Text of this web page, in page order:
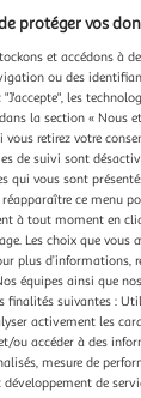
à la pâte à
protéger vos
et accédons à
ou des
les
la section « Nous
vous retirez votre
de suivi sont
qui vous sont
ce menu
à tout moment en
Les choix que
plus d’informations,
équipes ainsi que
finalités suivantes :
activement les
ou accéder à des
mesure de
développement de